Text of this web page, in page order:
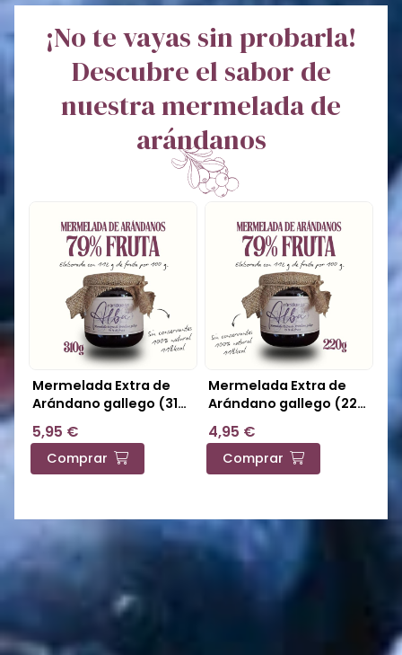
¡No te vayas sin probarla!
Descubre el sabor de
nuestra mermelada de
arándanos
Mermelada Extra de
Arándano gallego (310
g) - ¡Envío GRATIS!-
Pedido mínimo 4 botes
5,95 €
Comprar
Mermelada Extra de
Arándano gallego (220
g) - ¡Envío GRATIS!-
Pedido mínimo 4 botes
4,95 €
Comprar